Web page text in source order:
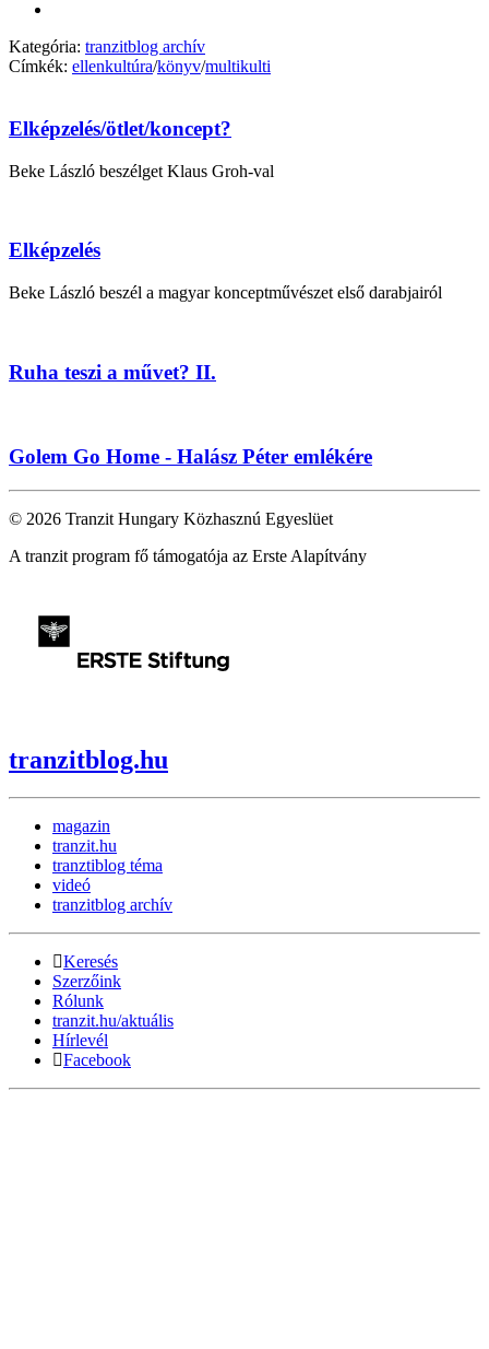
Kategória: tranzitblog archív
Címkék: ellenkultúra/könyv/multikulti
Elképzelés/ötlet/koncept?
Beke László beszélget Klaus Groh-val
Elképzelés
Beke László beszél a magyar konceptművészet első darabjairól
Ruha teszi a művet? II.
Golem Go Home - Halász Péter emlékére
© 2026 Tranzit Hungary Közhasznú Egyeslüet
A tranzit program fő támogatója az Erste Alapítvány
tranzitblog.hu
magazin
tranzit.hu
tranztiblog téma
videó
tranzitblog archív
Keresés
Szerzőink
Rólunk
tranzit.hu/aktuális
Hírlevél
Facebook